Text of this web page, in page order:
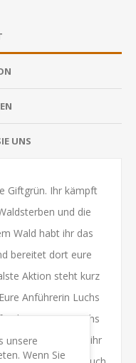
UNS
Giftgrün. Ihr kämpft
und die
Wald habt ihr das
bereitet dort eure
Aktion steht kurz
Anführerin Luchs
Musste Luchs
geworden? Hat ihr
unsere
Wenn Sie